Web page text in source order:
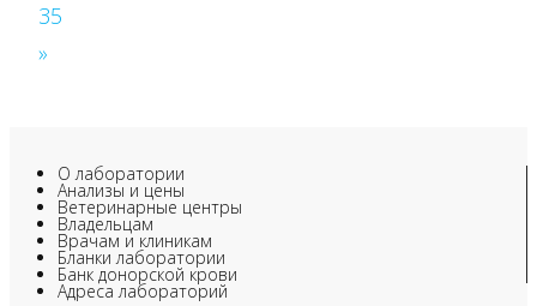
35
»
О лаборатории
Анализы и цены
Ветеринарные центры
Владельцам
Врачам и клиникам
Бланки лаборатории
Банк донорской крови
Адреса лабораторий